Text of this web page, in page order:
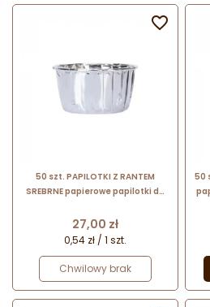
50 szt. PAPILOTKI Z RANTEM
SREBRNE papierowe papilotki do
kolorze złotym
Cena
27,00 zł
0,54 zł / 1 szt.
Chwilowy brak

50